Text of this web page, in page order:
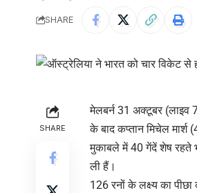
SHARE
SHARE
मेलबर्न 31 अक्टूबर (लाइव
के बाद कप्तान मिचेल
मुकाबले में 40 गेंदें शेष रहते
ली हैं।
126 रनों के लक्ष्य का